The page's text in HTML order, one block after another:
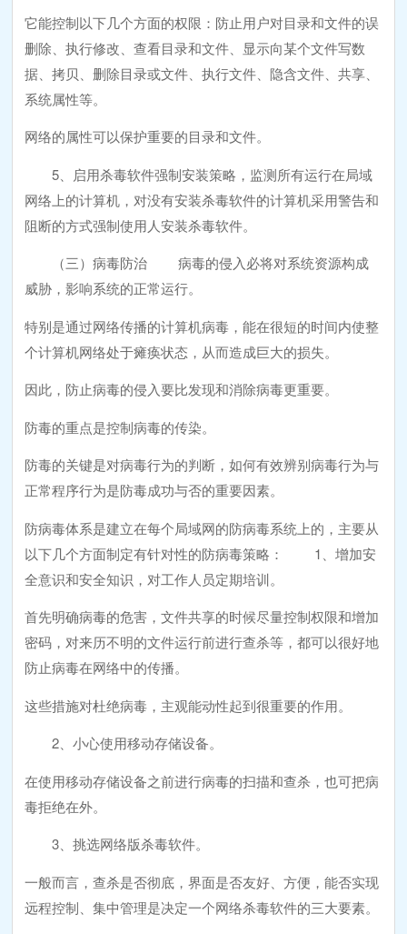
它能控制以下几个方面的权限：防止用户对目录和文件的误
删除、执行修改、查看目录和文件、显示向某个文件写数
据、拷贝、删除目录或文件、执行文件、隐含文件、共享、
系统属性等。
网络的属性可以保护重要的目录和文件。
5、启用杀毒软件强制安装策略，监测所有运行在局域
网络上的计算机，对没有安装杀毒软件的计算机采用警告和
阻断的方式强制使用人安装杀毒软件。
（三）病毒防治 病毒的侵入必将对系统资源构成
威胁，影响系统的正常运行。
特别是通过网络传播的计算机病毒，能在很短的时间内使整
个计算机网络处于瘫痪状态，从而造成巨大的损失。
因此，防止病毒的侵入要比发现和消除病毒更重要。
防毒的重点是控制病毒的传染。
防毒的关键是对病毒行为的判断，如何有效辨别病毒行为与
正常程序行为是防毒成功与否的重要因素。
防病毒体系是建立在每个局域网的防病毒系统上的，主要从
以下几个方面制定有针对性的防病毒策略： 1、增加安
全意识和安全知识，对工作人员定期培训。
首先明确病毒的危害，文件共享的时候尽量控制权限和增加
密码，对来历不明的文件运行前进行查杀等，都可以很好地
防止病毒在网络中的传播。
这些措施对杜绝病毒，主观能动性起到很重要的作用。
2、小心使用移动存储设备。
在使用移动存储设备之前进行病毒的扫描和查杀，也可把病
毒拒绝在外。
3、挑选网络版杀毒软件。
一般而言，查杀是否彻底，界面是否友好、方便，能否实现
远程控制、集中管理是决定一个网络杀毒软件的三大要素。